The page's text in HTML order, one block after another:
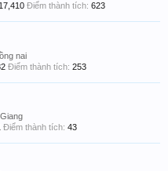
17,410 Điểm thành tích: 623
nai
Điểm thành tích: 253
Điểm thành tích: 43